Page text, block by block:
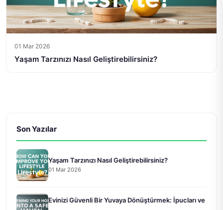
01 Mar 2026
Yaşam Tarzınızı Nasıl Geliştirebilirsiniz?
Son Yazılar
Yaşam Tarzınızı Nasıl Geliştirebilirsiniz?
01 Mar 2026
Evinizi Güvenli Bir Yuvaya Dönüştürmek: İpucları ve